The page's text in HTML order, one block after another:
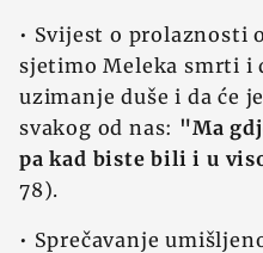
• Svijest o prolaznosti
sjetimo Meleka smrti i
uzimanje duše i da će
svakog od nas: "Ma
pa kad biste bili i u
78).
• Sprečavanje